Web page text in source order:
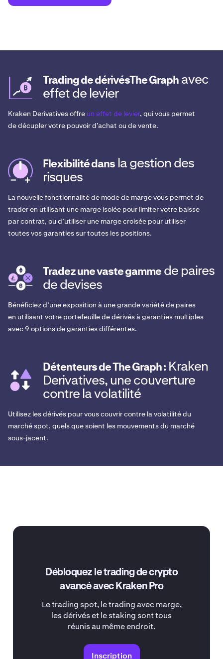
Trading de dérivésThe Graph avec
effet de levier
Kraken Derivatives offre un effet de levier, qui vous permet
de décupler votre pouvoir d’achat ou de vente.
Flexibilité dans la gestion des
risques
La nouvelle fonctionnalité de mode de marge vous permet de
trader en utilisant une marge isolée pour limiter votre baisse
par contrat, ou d’utiliser une marge croisée pour utiliser
toutes vos garanties sur toutes les positions.
Tradez une vaste gamme de paires
de devises
Bénéficiez d’une exposition à une grande variété de paires
en utilisant votre portefeuille de dérivés à garanties multiples
avec 9 options de garanties différentes.
Détenteurs de The Graph : Kraken
Derivatives, une couverture
contre la volatilité
Utilisez les dérivés pour vous couvrir contre la volatilité du
marché spot, quels que soient les mouvements du marché
sous-jacent.
Débloquez le trading de crypto
avancé avec Kraken Pro
Le trading spot, le trading avec marge,
les dérivés et le staking sont tous
réunis au même endroit.
Inscription